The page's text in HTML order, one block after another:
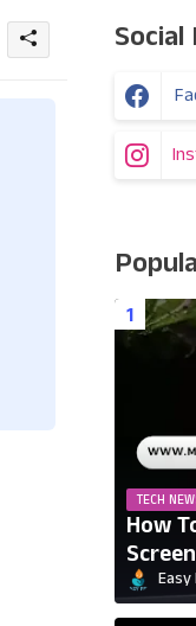
Social
TECH
How
Easy